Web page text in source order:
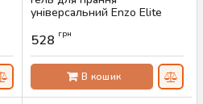
універсальний Enzo Elite
(100 прань)
Артикул:AS-00205
528 грн
В кошик